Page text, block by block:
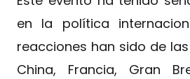
en la política
reacciones han sido de
China, Francia, Gran